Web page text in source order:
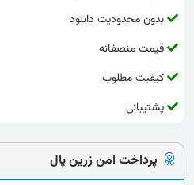
بدون محدودیت دانلود
قیمت منصفانه
کیفیت مطلوب
پشتیبانی
پرداخت امن زرین پال